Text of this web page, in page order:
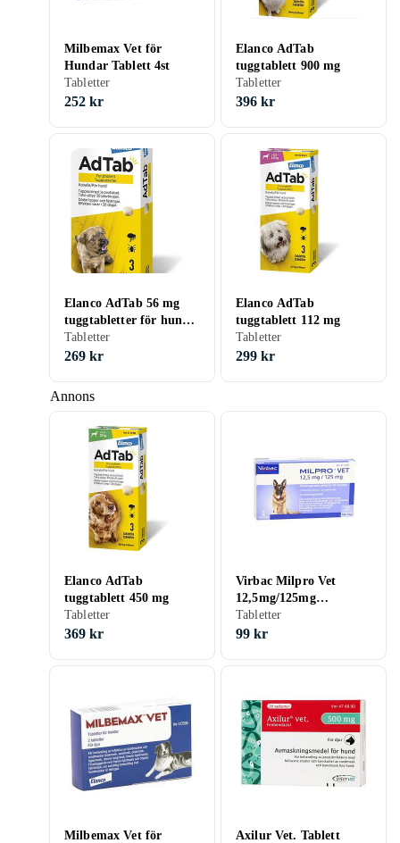
Annons
Milbemax Vet för
Hundar Tablett 4st
Tabletter
252 kr
Elanco AdTab
tuggtablett 900 mg
Tabletter
396 kr
Elanco AdTab 56 mg
tuggtabletter för hund
(1,3-2,5kg) 3 st
Tabletter
269 kr
Elanco AdTab
tuggtablett 112 mg
Tabletter
299 kr
Elanco AdTab
tuggtablett 450 mg
Tabletter
369 kr
Virbac Milpro Vet
12,5mg/125mg
Filmdragerade
Tabletter för Hundar
Tabletter
99 kr
Milbemax Vet för
Axilur Vet. Tablett